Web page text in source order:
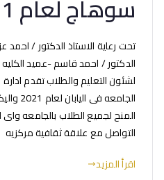
سوهاج لعام 2021
تحت رعاية الاستاذ الدكتور / احمد
الدكتور / احمد قاسم -عميد الكليه
لشئون التعليم والطلاب تقدم
المنح لجميع الطلاب بالجامعه
التواصل مع علاقة ثقافية مركزيه
اقرأ المزيد